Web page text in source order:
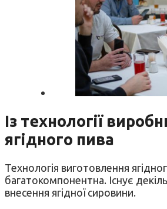
Із технології
ягідного пива
Технологія виготовлення
багатокомпонентна. Існує
внесення ягідної сировини.